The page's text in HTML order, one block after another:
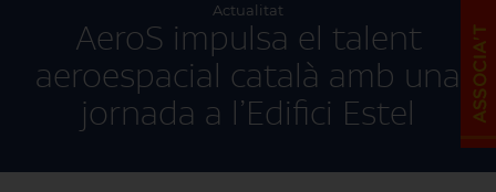
Actualitat
AeroS impulsa el talent
aeroespacial català amb una
jornada a l’Edifici Estel